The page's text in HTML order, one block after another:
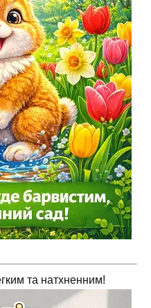
та натхненним!